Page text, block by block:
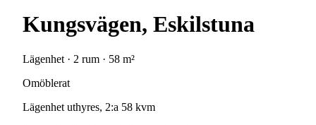
Kungsvägen, Eskilstuna
Lägenhet · 2 rum · 58 m²
Omöblerat
Lägenhet uthyres, 2:a 58 kvm